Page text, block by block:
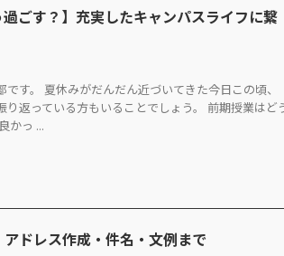
過ごす？】充実したキャンパスライフに繋
す。 夏休みがだんだん近づいてきた今日この頃、
返っている方もいることでしょう。 前期授業はど
かっ ...
ドレス作成・件名・文例まで